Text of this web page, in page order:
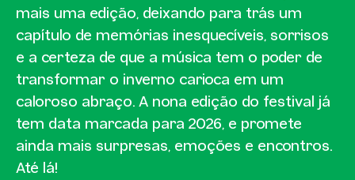
mais uma edição, deixando para trás um
capítulo de memórias inesquecíveis, sorrisos
e a certeza de que a música tem o poder de
transformar o inverno carioca em um
caloroso abraço. A nona edição do festival já
tem data marcada para 2026, e promete
ainda mais surpresas, emoções e encontros.
Até lá!